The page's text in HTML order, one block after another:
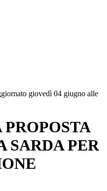
giovedì 04 giugno alle
SARDA PER